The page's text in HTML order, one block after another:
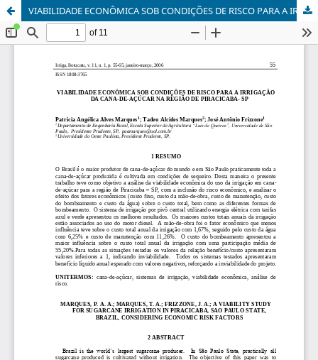
VIABILIDADE ECONÔMICA SOB CONDIÇÕES DE RISCO PARA A IRRIGAÇÃO DA CANA-DE-AÇÚCAR NA REGIÃO DE PIRACICABA- SP